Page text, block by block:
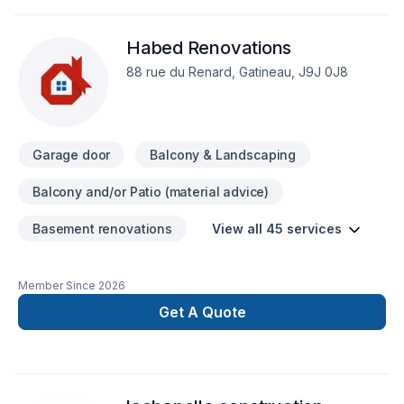
Habed Renovations
88 rue du Renard, Gatineau, J9J 0J8
Garage door Balcony & Landscaping
Balcony and/or Patio (material advice)
Basement renovations View all 45 services
Member Since 2026
Get A Quote